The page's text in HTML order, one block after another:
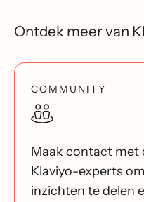
Ontdek meer van
COMMUNITY
Maak contact met
Klaviyo-experts
inzichten te delen